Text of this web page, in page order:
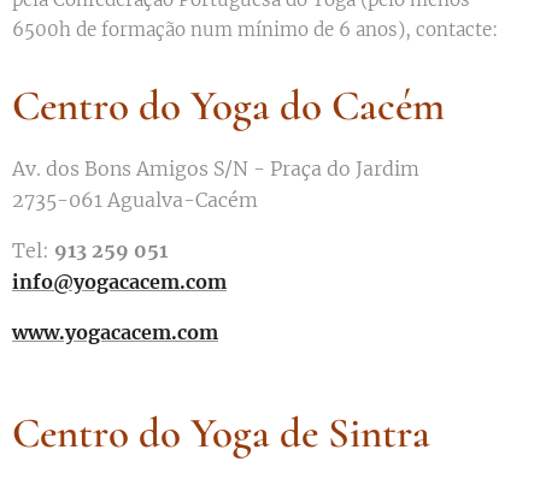
6500h de formação num mínimo de 6 anos), contacte:
Centro do Yoga do Cacém
Av. dos Bons Amigos S/N - Praça do Jardim
2735-061 Agualva-Cacém
Tel: 913 259 051
info@yogacacem.com
www.yogacacem.com
Centro do Yoga de Sintra